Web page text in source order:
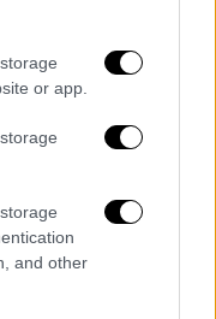
or app.
and other
ρήγματος
πριν την